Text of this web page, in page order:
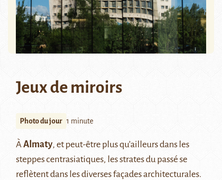
Jeux de miroirs
Photo du jour 1 minute
À Almaty, et peut-être plus qu’ailleurs dans les
steppes centrasiatiques, les strates du passé se
reflètent dans les diverses façades architecturales.